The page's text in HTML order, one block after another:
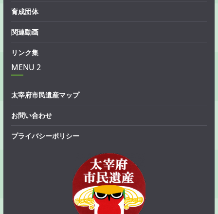
育成団体
関連動画
リンク集
MENU 2
太宰府市民遺産マップ
お問い合わせ
プライバシーポリシー